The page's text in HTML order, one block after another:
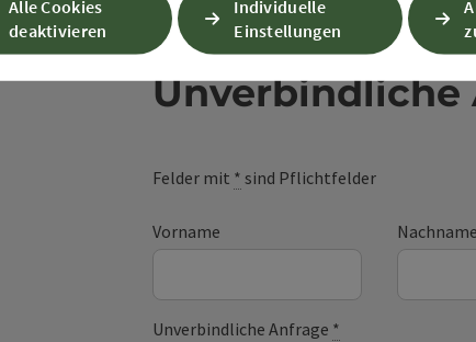
Unverbindliche
Felder mit * sind Pflichtfelder
Vorname Nachname
Unverbindliche Anfrage *
Alle Cookies
deaktivieren
Individuelle
Einstellungen